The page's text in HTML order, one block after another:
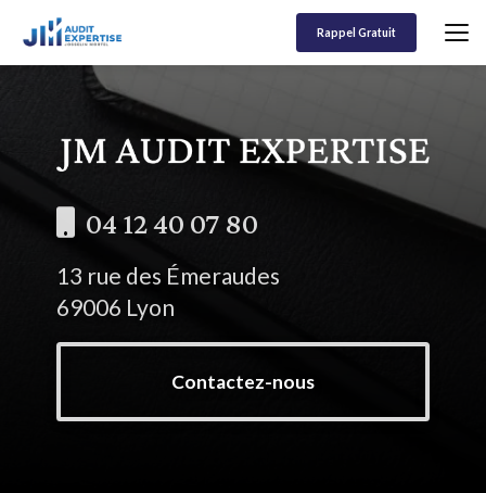
contenu
Rappel Gratuit
04 12 40 07 80
13 rue des Émeraudes
69006 Lyon
Contactez-nous